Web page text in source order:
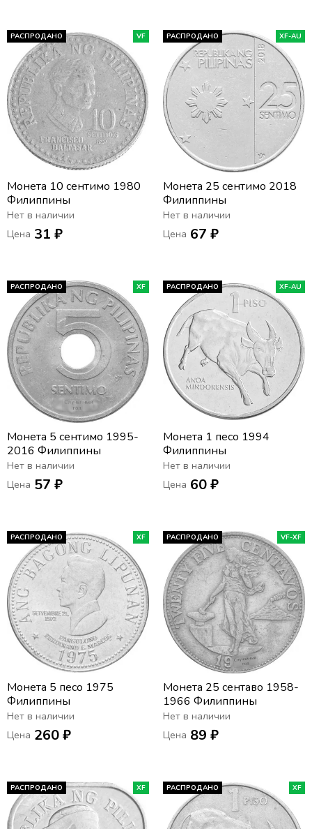
РАСПРОДАНО VF
Монета 10 сентимо 1980
Филиппины
Нет в наличии
Цена 31 ₽
РАСПРОДАНО XF-AU
Монета 25 сентимо 2018
Филиппины
Нет в наличии
Цена 67 ₽
РАСПРОДАНО XF
Монета 5 сентимо 1995-
2016 Филиппины
Нет в наличии
Цена 57 ₽
РАСПРОДАНО XF-AU
Монета 1 песо 1994
Филиппины
Нет в наличии
Цена 60 ₽
РАСПРОДАНО XF
Монета 5 песо 1975
Филиппины
Нет в наличии
Цена 260 ₽
РАСПРОДАНО VF-XF
Монета 25 сентаво 1958-
1966 Филиппины
Нет в наличии
Цена 89 ₽
РАСПРОДАНО XF РАСПРОДАНО XF